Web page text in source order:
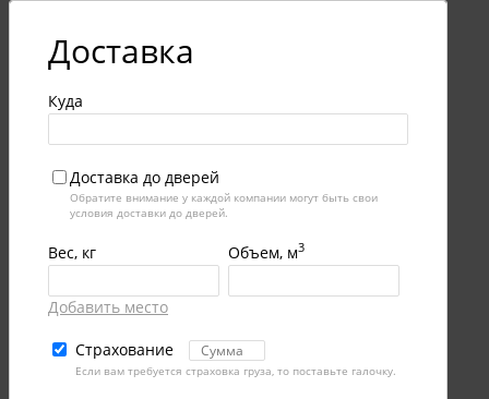
Доставка
Куда
Доставка до дверей
Обратите внимание у каждой компании могут быть свои
условия доставки до дверей.
Вес, кг Объем, м3
Добавить место
Страхование
Если вам требуется страховка груза, то поставьте галочку.